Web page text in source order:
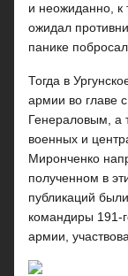
и неожиданно, к
ожидал
панике
Тогда в
армии во главе
Генераловым, а
военных и
Миронченко
полученном в
публикаций
командиры 191-
армии,